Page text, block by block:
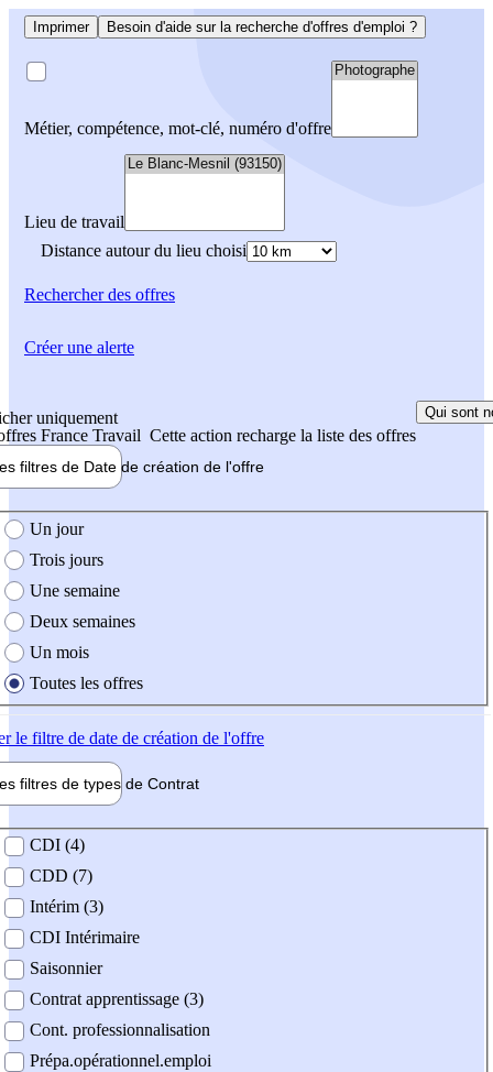
Imprimer Besoin d'aide sur la recherche d'offres d'emploi ?
Métier, compétence, mot-clé, numéro d'offre
Lieu de travail
Distance autour du lieu choisi
Rechercherdes offres
uniquement
France Travail Cette action recharge la liste des offres
Qui sont
filtres de Date de création de l'offre
création de l'offre
Un jour
Trois jours
Une semaine
Deux semaines
Un mois
Toutes les offres
le filtre de date de création de l'offre
filtres de types de Contrat
contrat
CDI (4)
CDD (7)
Intérim (3)
CDI Intérimaire
Saisonnier
Contrat apprentissage (3)
Cont. professionnalisation
Prépa.opérationnel.emploi
Créer une alerte